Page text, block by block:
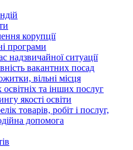
корупції
програми
надзвичайної ситуації
вакантних посад
вільні місця
та інших послуг
якості освіти
товарів, робіт і послуг,
допомога